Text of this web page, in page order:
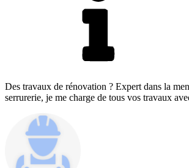
Des travaux de rénovation ? Expert dans la
serrurerie, je me charge de tous vos travaux